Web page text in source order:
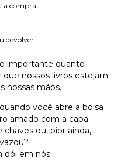
a compra.
devolver.
importante quanto
nossos livros estejam
nossas mãos.
você abre a bolsa
amado com a capa
ou, pior ainda,
dói em nós.